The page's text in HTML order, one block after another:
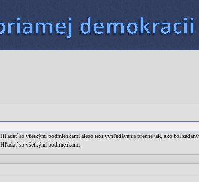
Hľadať so všetkými podmienkami alebo text vyhľadávania presne tak, ako bol zadaný
Hľadať so všetkými podmienkami